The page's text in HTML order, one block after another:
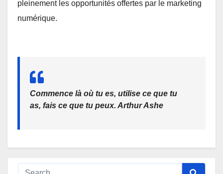
pleinement les opportunités offertes par le marketing
numérique.
Commence là où tu es, utilise ce que tu
as, fais ce que tu peux. Arthur Ashe